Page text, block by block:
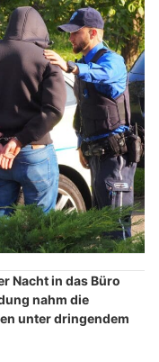
Nacht in das Büro
nahm die
unter dringendem